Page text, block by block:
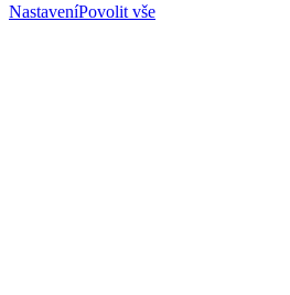
NastaveníPovolit vše